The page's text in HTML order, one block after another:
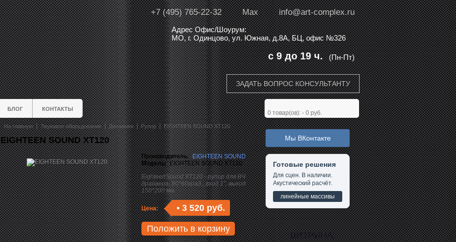
info@art-complex.ru
Max
+7 (495) 765-22-32
Адрес Офис/Шоурум:
МО, г. Одинцово, ул. Южная, д.8А, БЦ, офис №326
(Пн-Пт)
с 9 до 19 ч.
ЗАДАТЬ ВОПРОС КОНСУЛЬТАНТУ
БЛОГ КОНТАКТЫ
0 товар(ов): - 0 руб.
На главную Звуковое оборудование Динамики Рупор EIGHTEEN SOUND XT120
EIGHTEEN SOUND XT120
Производитель: EIGHTEEN SOUND
Модель:EIGHTEEN SOUND XT120
EighteenSound XT120 - рупор для ВЧ
драйвера, 90*60град., вход 1", выход
150*200 мм.
Цена: • 3 520 руб.
Положить в корзину
Мы ВКонтакте
Готовые решения
Для сцен. В наличии.
Акустический расчёт.
линейные массивы
ВИТРИНА: